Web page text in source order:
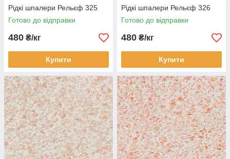
Рідкі шпалери Рельєф 325
Готово до відправки
480 ₴/кг
Купити
Рідкі шпалери Рельєф 326
Готово до відправки
480 ₴/кг
Купити